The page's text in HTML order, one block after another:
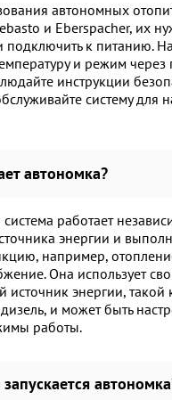
автономных
и Eberspacher, их
подключить к питанию.
и режим через
инструкции
систему для
автономка?
работает
энергии и
например,
Она использует
источник энергии, такой
и может быть
работы.